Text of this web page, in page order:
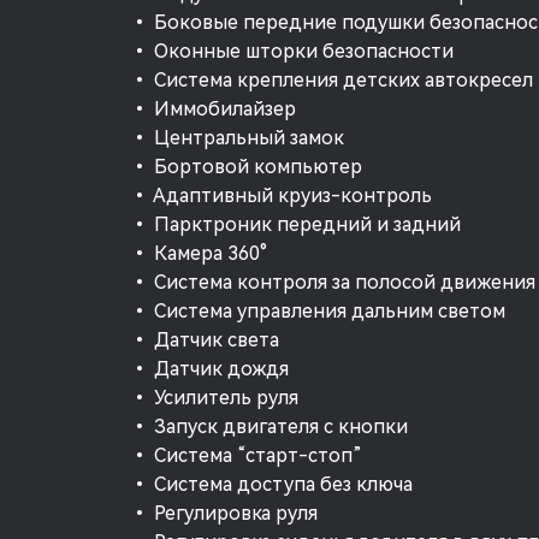
• Боковые передние подушки
• Оконные шторки безопасности
• Система крепления детских автокресел
• Иммобилайзер
• Центральный замок
• Бортовой компьютер
• Адаптивный круиз-контроль
• Парктроник передний и задний
• Камера 360°
• Система контроля за полосой движения
• Система управления дальним светом
• Датчик света
• Датчик дождя
• Усилитель руля
• Запуск двигателя с кнопки
• Система “старт-стоп”
• Система доступа без ключа
• Регулировка руля